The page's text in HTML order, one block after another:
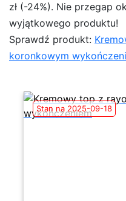
zł (-24%). Nie przegap
wyjątkowego produktu!
Sprawdź produkt:
koronkowym
Stan na 2025-09-18